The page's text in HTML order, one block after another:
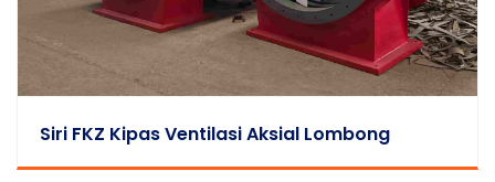
Siri FKZ Kipas Ventilasi Aksial Lombong